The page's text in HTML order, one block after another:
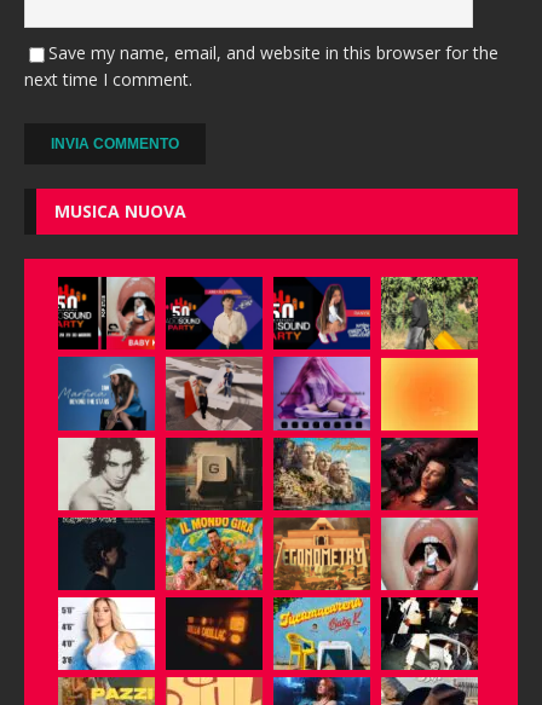
Save my name, email, and website in this browser for the
next time I comment.
e
MUSICA NUOVA